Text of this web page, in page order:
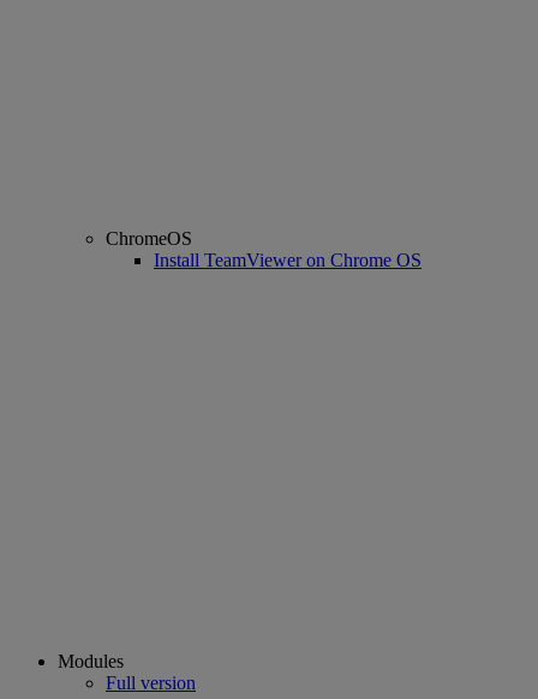
ChromeOS
Install TeamViewer on Chrome OS
Modules
Full version